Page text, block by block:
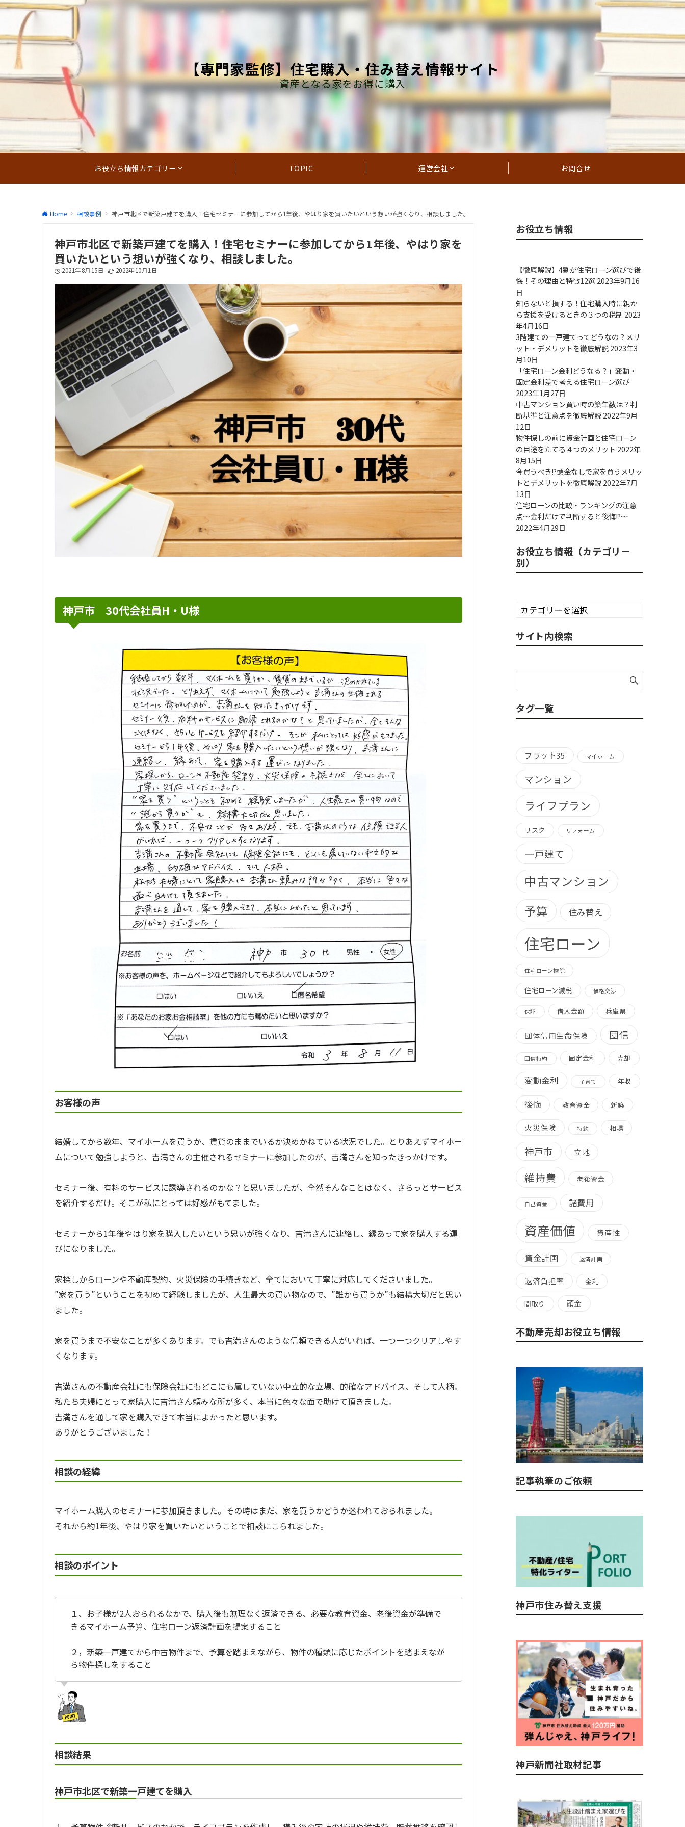
【専門家監修】住宅購入・住み替え情報サイト
資産となる家をお得に購入
お役立ち情報カテゴリー TOPIC 運営会社 お問合せ
Home 相談事例 神戸市北区で新築戸建てを購入！住宅セミナーに参加してから1年後、やはり家を買いたいという想いが強くなり、相談しました。
神戸市北区で新築戸建てを購入！住宅セミナーに参加してから1年後、やはり家を
買いたいという想いが強くなり、相談しました。
2021年8月15日 2022年10月1日
神戸市 30代会社員H・U様
お客様の声
結婚してから数年、マイホームを買うか、賃貸のままでいるか決めかねている状況でした。とりあえずマイホー
ムについて勉強しようと、吉満さんの主催されるセミナーに参加したのが、吉満さんを知ったきっかけです。
セミナー後、有料のサービスに誘導されるのかな？と思いましたが、全然そんなことはなく、さらっとサービス
を紹介するだけ。そこが私にとっては好感がもてました。
セミナーから1年後やはり家を購入したいという思いが強くなり、吉満さんに連絡し、縁あって家を購入する運
びになりました。
家探しからローンや不動産契約、火災保険の手続きなど、全てにおいて丁寧に対応してくださいました。
”家を買う”ということを初めて経験しましたが、人生最大の買い物なので、”誰から買うか”も結構大切だと思い
ました。
家を買うまで不安なことが多くあります。でも吉満さんのような信頼できる人がいれば、一つ一つクリアしやす
くなります。
吉満さんの不動産会社にも保険会社にもどこにも属していない中立的な立場、的確なアドバイス、そして人柄。
私たち夫婦にとって家購入に吉満さん頼みな所が多く、本当に色々な面で助けて頂きました。
吉満さんを通して家を購入できて本当によかったと思います。
ありがとうございました！
相談の経緯
マイホーム購入のセミナーに参加頂きました。その時はまだ、家を買うかどうか迷われておられました。
それから約1年後、やはり家を買いたいということで相談にこられました。
相談のポイント
１、お子様が2人おられるなかで、購入後も無理なく返済できる、必要な教育資金、老後資金が準備で
きるマイホーム予算、住宅ローン返済計画を提案すること
２，新築一戸建てから中古物件まで、予算を踏まえながら、物件の種類に応じたポイントを踏まえなが
ら物件探しをすること
相談結果
神戸市北区で新築一戸建てを購入
お役立ち情報
【徹底解説】4割が住宅ローン選びで後
悔！その理由と特徴12選 2023年9月16
日
知らないと損する！住宅購入時に親か
ら支援を受けるときの３つの税制 2023
年4月16日
3階建ての一戸建てってどうなの？メリ
ット・デメリットを徹底解説 2023年3
月10日
「住宅ローン金利どうなる？」変動・
固定金利差で考える住宅ローン選び
2023年1月27日
中古マンション買い時の築年数は？判
断基準と注意点を徹底解説 2022年9月
12日
物件探しの前に資金計画と住宅ローン
の目途をたてる４つのメリット 2022年
8月15日
今買うべき!?頭金なしで家を買うメリッ
トとデメリットを徹底解説 2022年7月
13日
住宅ローンの比較・ランキングの注意
点～金利だけで判断すると後悔!?～
2022年4月29日
お役立ち情報（カテゴリー
別）
お
役
ち
情
（カ
ゴ
リ
ー
サイト内検索
タグ一覧
フラット35 マイホーム
マンション
ライフプラン
リスク リフォーム
一戸建て
中古マンション
予算 住み替え
住宅ローン
住宅ローン控除
住宅ローン減税 価格交渉
保証 借入金額 兵庫県
団体信用生命保険 団信
団信特約 固定金利 売却
変動金利 子育て 年収
後悔 教育資金 新築
火災保険 特約 相場
神戸市 立地
維持費 老後資金
自己資金 諸費用
資産価値 資産性
資金計画 返済計画
返済負担率 金利
間取り 頭金
不動産売却お役立ち情報
記事執筆のご依頼
神戸市住み替え支援
神戸新聞社取材記事